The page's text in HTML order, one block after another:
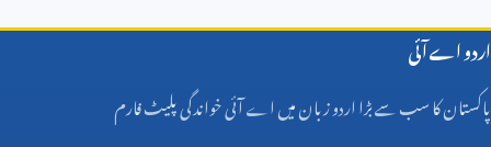
اردو اے آئی
پاکستان کا سب سے بڑا اردو زبان میں اے آئی خواندگی پلیٹ فارم